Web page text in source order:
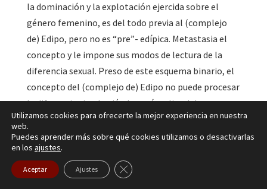
la dominación y la explotación ejercida sobre el
género femenino, es del todo previa al (complejo
de) Edipo, pero no es “pre”- edípica. Metastasia el
concepto y le impone sus modos de lectura de la
diferencia sexual. Preso de este esquema binario, el
concepto del (complejo de) Edipo no puede procesar
la diferencia sino haciéndose cómplice del
falocentrismo más habitual, más de siempre, más
de “todo el mundo”.[12]Esto es lo que hemos
designado como “el mito anterior” (pero interior) al
concepto “nuclear” (Freud) del psicoanálisis. Si es
Utilizamos cookies para ofrecerte la mejor experiencia en nuestra
web.
Puedes aprender más sobre qué cookies utilizamos o desactivarlas
en los ajustes.
Aceptar Ajustes Cerrar el banner de cookies RGPD